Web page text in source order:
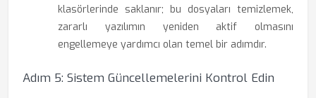
klasörlerinde saklanır; bu dosyaları temizlemek,
zararlı yazılımın yeniden aktif olmasını
engellemeye yardımcı olan temel bir adımdır.
Adım 5: Sistem Güncellemelerini Kontrol Edin